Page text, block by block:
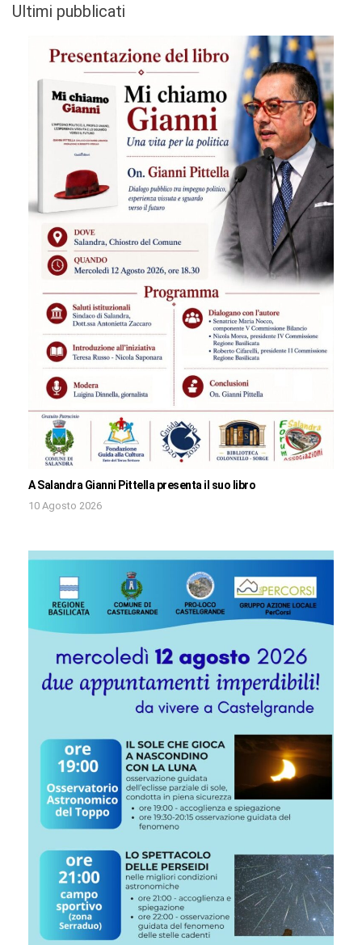
Ultimi pubblicati
A Salandra Gianni Pittella presenta il suo libro
10 Agosto 2026